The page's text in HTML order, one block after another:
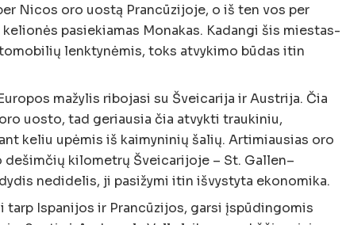
Nicos oro uostą Prancūzijoje, o iš ten vos per
pasiekiamas Monakas. Kadangi šis miestas-
lenktynėmis, toks atvykimo būdas itin
mažylis ribojasi su Šveicarija ir Austrija. Čia
uosto, tad geriausia čia atvykti traukiniu,
keliu upėmis iš kaimyninių šalių. Artimiausias oro
dešimčių kilometrų Šveicarijoje – St. Gallen–
nedidelis, ji pasižymi itin išvystyta ekonomika.
tarp Ispanijos ir Prancūzijos, garsi įspūdingomis